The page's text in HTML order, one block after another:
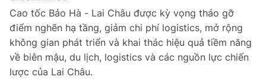
Cao tốc Bảo Hà - Lai Châu được kỳ vọng tháo gỡ
điểm nghẽn hạ tầng, giảm chi phí logistics, mở rộng
không gian phát triển và khai thác hiệu quả tiềm năng
về biên mậu, du lịch, logistics và các nguồn lực chiến
lược của Lai Châu.